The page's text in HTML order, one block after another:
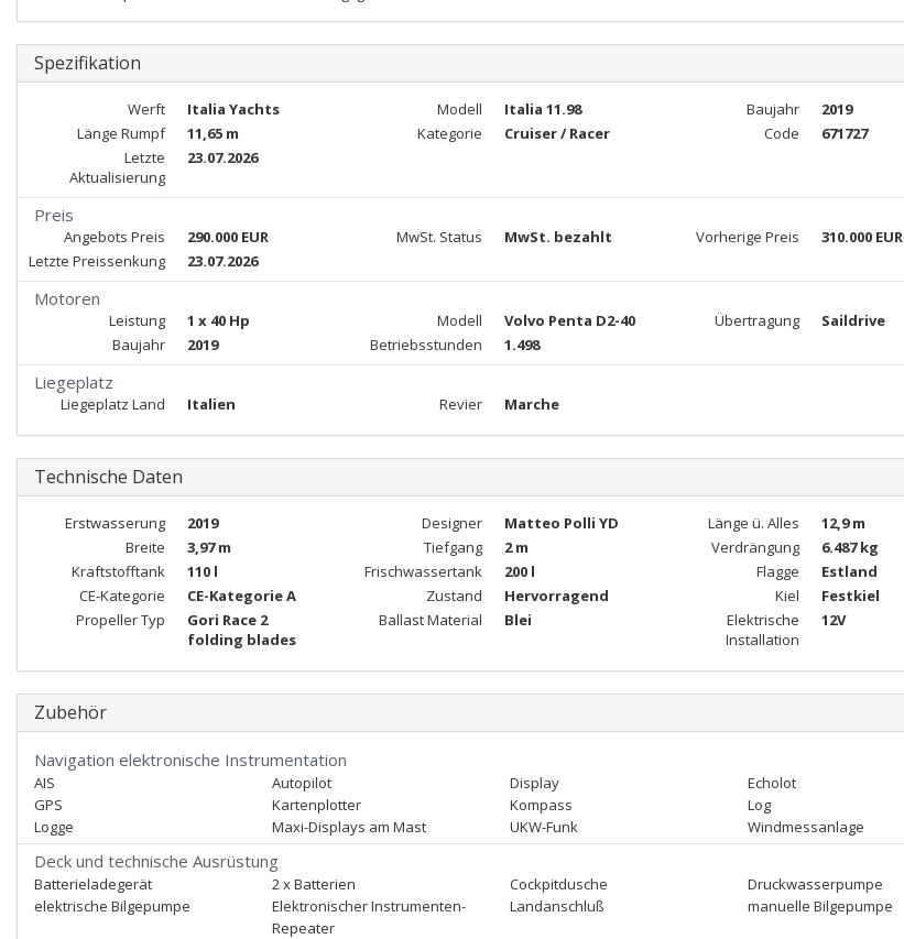
Spezifikation
Werft Italia Yachts Modell Italia 11.98 Baujahr
2019
Länge Rumpf
11,65 m Kategorie Cruiser / Racer Code
671727
Letzte
Aktualisierung
23.07.2026
Preis
Angebots Preis 290.000 EUR MwSt. Status MwSt. bezahlt Vorherige Preis
310.000 EUR
Letzte Preissenkung
23.07.2026
Motoren
Leistung 1 x 40 Hp Modell Volvo Penta D2-40 Übertragung
Saildrive
Baujahr
2019 Betriebsstunden 1.498
Liegeplatz
Liegeplatz Land Italien Revier Marche
Technische Daten
Erstwasserung 2019 Designer Matteo Polli YD Länge ü. Alles
12,9 m
Breite
3,97 m Tiefgang 2 m Verdrängung
6.487 kg
Kraftstofftank
110 l Frischwassertank 200 l Flagge
Estland
CE-Kategorie
CE-Kategorie A Zustand Hervorragend Kiel
Festkiel
Propeller Typ
Gori Race 2
folding blades
Ballast Material Blei
Elektrische
Installation
12V
Zubehör
Navigation elektronische Instrumentation
AIS Autopilot Display
Echolot
GPS
Kartenplotter Kompass
Log
Logge
Maxi-Displays am Mast UKW-Funk Windmessanlage
Deck und technische Ausrüstung
Batterieladegerät 2 x Batterien Cockpitdusche
Druckwasserpumpe
elektrische Bilgepumpe
Elektronischer Instrumenten-
Repeater
Landanschluß manuelle Bilgepumpe